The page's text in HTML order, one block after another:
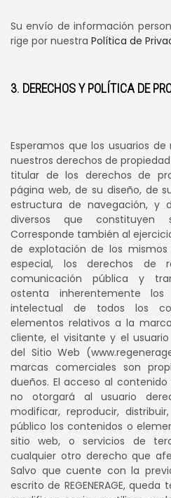
Su envío de información
rige por nuestra Política de
3. DERECHOS Y POLÍTICA DE
Esperamos que los usuarios
nuestros derechos de propiedad
titular de los derechos de
página web, de su diseño, de
estructura de navegación, y
diversos que constituyen
Corresponde también al
de explotación de los
especial, los derechos de
comunicación pública y
ostenta inherentemente
intelectual de todos los
elementos relativos a la marca
cliente, el visitante y el
del Sitio Web
marcas comerciales son
dueños. El acceso al
no otorgará al usuario
modificar, reproducir,
público los contenidos o
sitio web, o servicios de
cualquier otro derecho que
Salvo que cuente con la
escrito de REGENERAGE,